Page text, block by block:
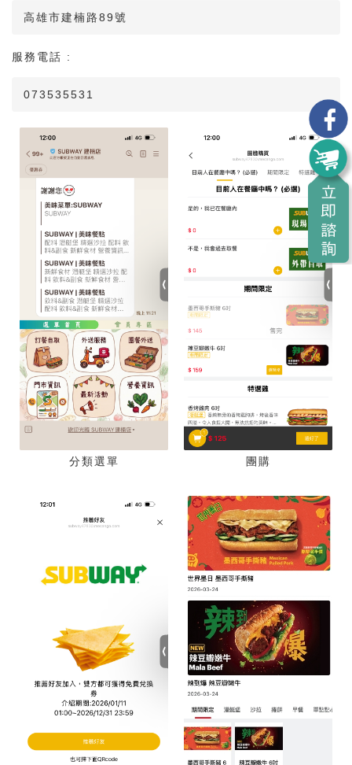
高雄市建楠路89號
服務電話 :
073535531
分類選單 團購